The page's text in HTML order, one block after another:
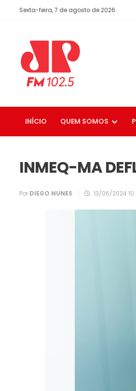
Sexta-feira, 7 de agosto de 2026
INÍCIO QUEM SOMOS
INMEQ-MA
Por DIEGO NUNES 13/06/2024